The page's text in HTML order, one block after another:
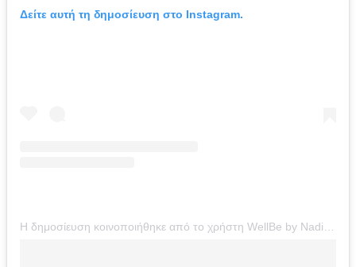
Δείτε αυτή τη δημοσίευση στο Instagram.
Η δημοσίευση κοινοποιήθηκε από το χρήστη WellBe by Nadia Boule (@wellbe.gr)